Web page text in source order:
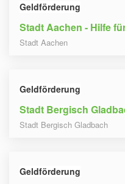
Geldförderung
Stadt Aachen - Hilfe
Stadt Aachen
Geldförderung
Stadt Bergisch
Stadt Bergisch Gladbach
Geldförderung